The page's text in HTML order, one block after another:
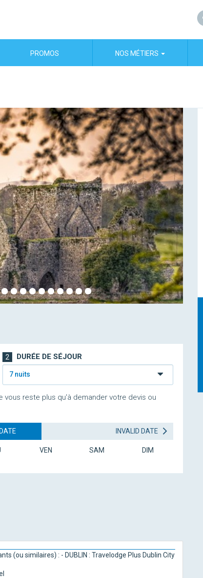
PROMOS NOS MÉTIERS
2 DURÉE DE SÉJOUR
7 nuits
reste plus qu'à demander votre devis ou
INVALID DATE
VEN SAM DIM
(ou similaires) : - DUBLIN : Travelodge Plus Dublin City